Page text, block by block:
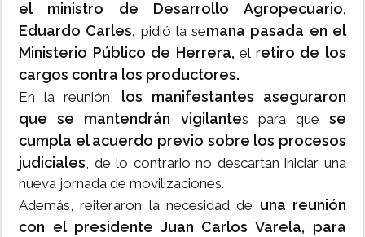
el ministro de Desarrollo Agropecuario,
Eduardo Carles, pidió la semana pasada en el
Ministerio Público de Herrera, el retiro de los
cargos contra los productores.
En la reunión, los manifestantes aseguraron
que se mantendrán vigilantes para que se
cumpla el acuerdo previo sobre los procesos
judiciales, de lo contrario no descartan iniciar una
nueva jornada de movilizaciones.
Además, reiteraron la necesidad de una reunión
con el presidente Juan Carlos Varela, para